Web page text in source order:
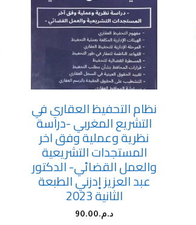
نظام التحفيظ العقاري في
التشريع المغربي -دراسة
نظرية وعملية وفق اخر
المستجدات التشريعية
والعمل القضائي- الدكتور
عبد العزيز إدزني الطبعة
الثانية 2023
د.م.90.00